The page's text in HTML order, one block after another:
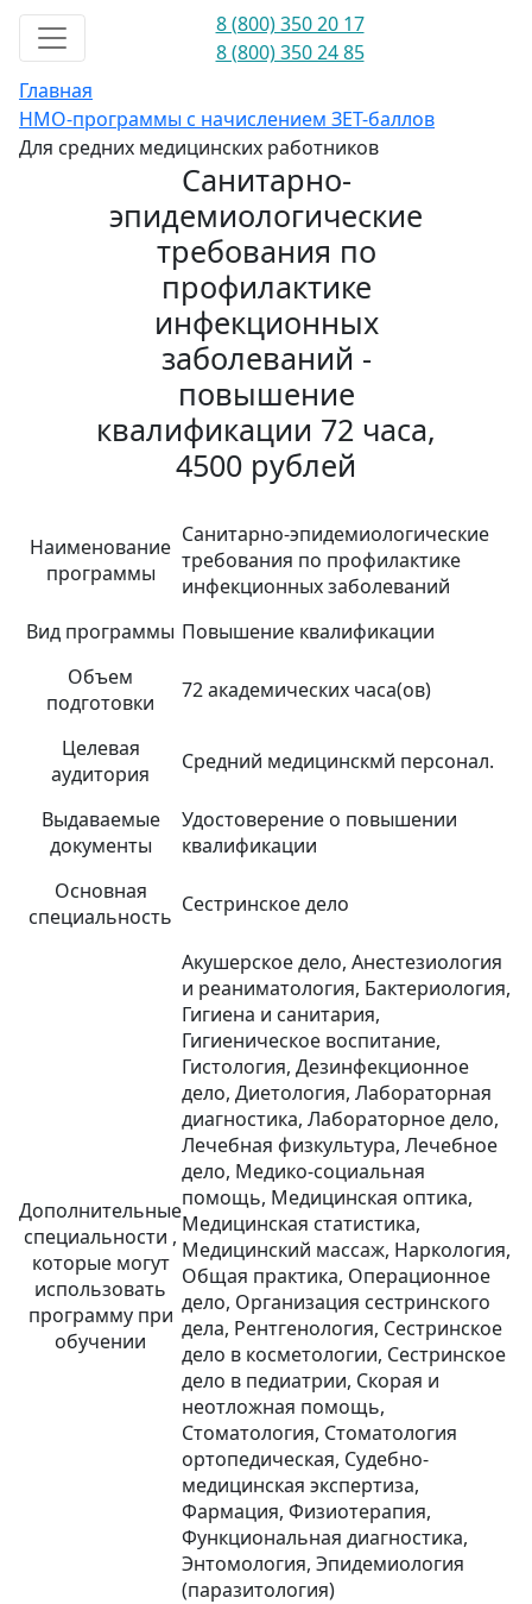
8 (800) 350 20 17
8 (800) 350 24 85
Главная
НМО-программы с начислением ЗЕТ-баллов
Для средних медицинских работников
Санитарно-
эпидемиологические
требования по
профилактике
инфекционных
заболеваний -
повышение
квалификации 72 часа,
4500 рублей
Наименование
программы
Санитарно-эпидемиологические
требования по профилактике
инфекционных заболеваний
Вид программы Повышение квалификации
Объем
подготовки
72 академических часа(ов)
Целевая
аудитория
Средний медицинскмй персонал.
Выдаваемые
документы
Удостоверение о повышении
квалификации
Основная
специальность Сестринское дело
Дополнительные
специальности ,
которые могут
использовать
программу при
обучении
Акушерское дело, Анестезиология
и реаниматология, Бактериология,
Гигиена и санитария,
Гигиеническое воспитание,
Гистология, Дезинфекционное
дело, Диетология, Лабораторная
диагностика, Лабораторное дело,
Лечебная физкультура, Лечебное
дело, Медико-социальная
помощь, Медицинская оптика,
Медицинская статистика,
Медицинский массаж, Наркология,
Общая практика, Операционное
дело, Организация сестринского
дела, Рентгенология, Сестринское
дело в косметологии, Сестринское
дело в педиатрии, Скорая и
неотложная помощь,
Стоматология, Стоматология
ортопедическая, Судебно-
медицинская экспертиза,
Фармация, Физиотерапия,
Функциональная диагностика,
Энтомология, Эпидемиология
(паразитология)